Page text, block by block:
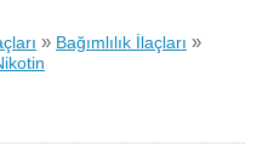
» Bağımlılık İlaçları »